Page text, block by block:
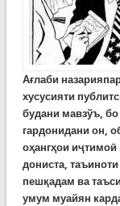
Ағлаби
хусусияти
будани мавзўъ,
гардонидани он,
оҳангҳои иҷтимоӣ
дониста,
пешқадам ва
умум муайян